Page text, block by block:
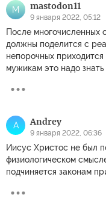
M mastodon11
9 января 2022, 05:12
После многочисленных
должны поделится с
непорочных
мужикам это надо
A Andrey
9 января 2022, 06:36
Иисус Христос не был
физиологическом
подчиняется законам